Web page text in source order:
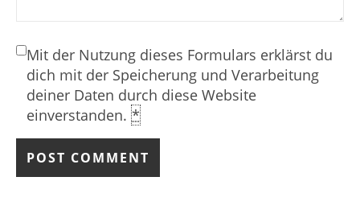
Mit der Nutzung dieses Formulars erklärst du
dich mit der Speicherung und Verarbeitung
deiner Daten durch diese Website
einverstanden. *